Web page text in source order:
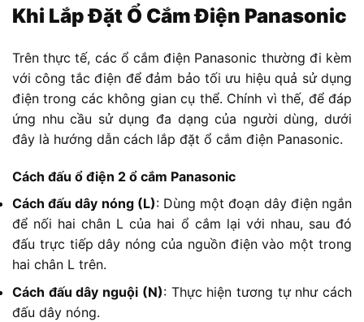
Khi Lắp Đặt Ổ Cắm Điện Panasonic
Trên thực tế, các ổ cắm điện Panasonic thường đi kèm
với công tắc điện để đảm bảo tối ưu hiệu quả sử dụng
điện trong các không gian cụ thể. Chính vì thế, để đáp
ứng nhu cầu sử dụng đa dạng của người dùng, dưới
đây là hướng dẫn cách lắp đặt ổ cắm điện Panasonic.
Cách đấu ổ điện 2 ổ cắm Panasonic
Cách đấu dây nóng (L): Dùng một đoạn dây điện ngắn
để nối hai chân L của hai ổ cắm lại với nhau, sau đó
đấu trực tiếp dây nóng của nguồn điện vào một trong
hai chân L trên.
Cách đấu dây nguội (N): Thực hiện tương tự như cách
đấu dây nóng.